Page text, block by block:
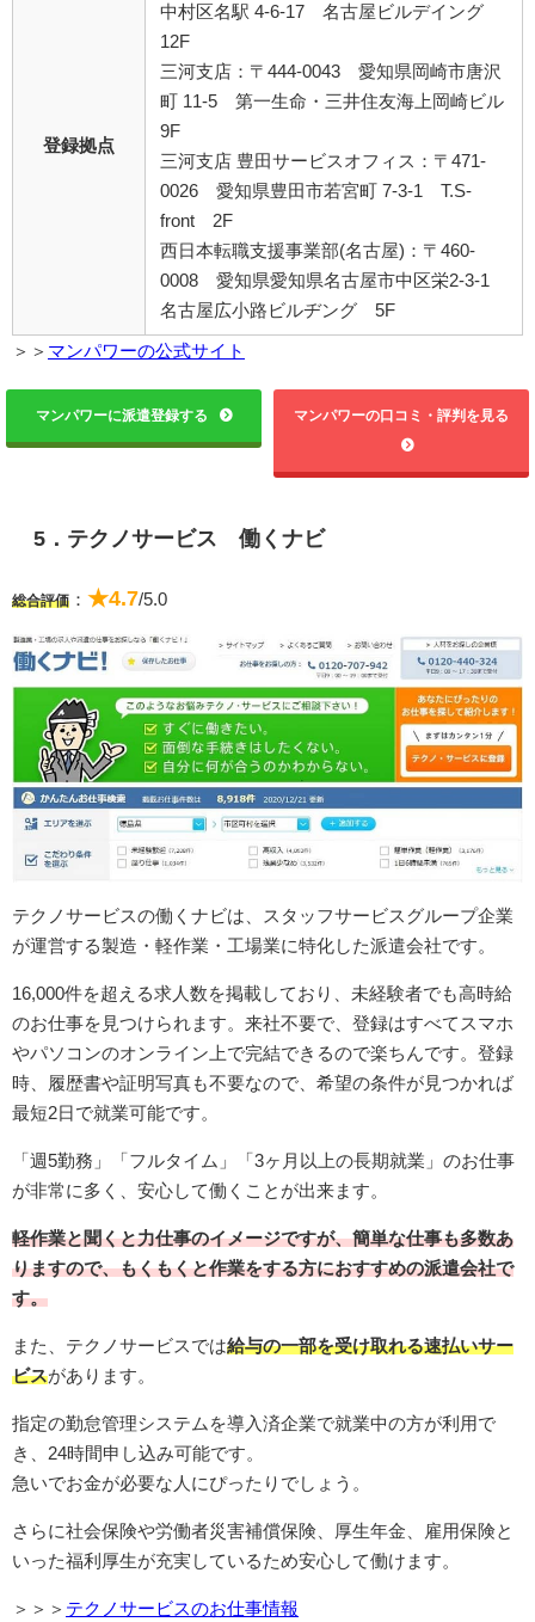
登録拠点
中村区名駅 4-6-17 名古屋ビルデイング
12F
三河支店：〒444-0043 愛知県岡崎市唐沢
町 11-5 第一生命・三井住友海上岡崎ビル
9F
三河支店 豊田サービスオフィス：〒471-
0026 愛知県豊田市若宮町 7-3-1 T.S-
front 2F
西日本転職支援事業部(名古屋)：〒460-
0008 愛知県愛知県名古屋市中区栄2-3-1
名古屋広小路ビルヂング 5F
＞＞ マンパワーの公式サイト
マンパワーに派遣登録する マンパワーの口コミ・評判を見る
5．テクノサービス 働くナビ
総合評価 ： ★4.7/5.0
テクノサービスの働くナビは、スタッフサービスグループ企業
が運営する製造・軽作業・工場業に特化した派遣会社です。
16,000件を超える求人数を掲載しており、未経験者でも高時給
のお仕事を見つけられます。来社不要で、登録はすべてスマホ
やパソコンのオンライン上で完結できるので楽ちんです。登録
時、履歴書や証明写真も不要なので、希望の条件が見つかれば
最短2日で就業可能です。
「週5勤務」「フルタイム」「3ヶ月以上の長期就業」のお仕事
が非常に多く、安心して働くことが出来ます。
軽作業と聞くと力仕事のイメージですが、簡単な仕事も多数あ
りますので、もくもくと作業をする方におすすめの派遣会社で
す。
また、テクノサービスでは給与の一部を受け取れる速払いサー
ビスがあります。
指定の勤怠管理システムを導入済企業で就業中の方が利用で
き、24時間申し込み可能です。
急いでお金が必要な人にぴったりでしょう。
さらに社会保険や労働者災害補償保険、厚生年金、雇用保険と
いった福利厚生が充実しているため安心して働けます。
＞＞＞ テクノサービスのお仕事情報